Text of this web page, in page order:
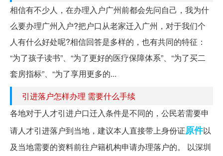
相信有不少人，在办理入户广州前都会先问自己，我为什
么要办理广州入户?把户口从老家迁入广州，对于我们个
人有什么好处呢?相信回答是多样的，也有共同的特征：
“为了孩子读书”、“为了更好的医疗保障体系”、“为了买二
套房指标”、“为了享用更多的...
引进落户怎样办理 需要什么手续
各地对于人才引进户口迁入条件是不同的，公民若需要申
请人才引进落户到当地，建议本人直接带上身份证原件以
及当地需要的资料前往户籍机构申请办理落户的。 以深圳